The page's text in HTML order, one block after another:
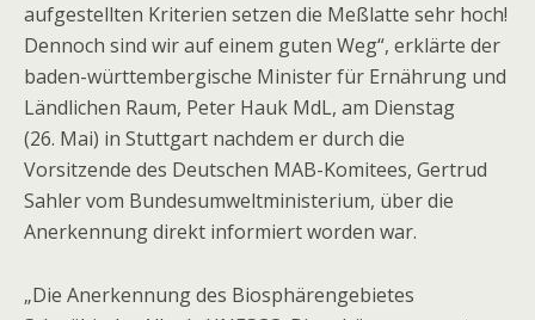
aufgestellten Kriterien setzen die Meßlatte sehr hoch!
Dennoch sind wir auf einem guten Weg“, erklärte der
baden-württembergische Minister für Ernährung und
Ländlichen Raum, Peter Hauk MdL, am Dienstag
(26. Mai) in Stuttgart nachdem er durch die
Vorsitzende des Deutschen MAB-Komitees, Gertrud
Sahler vom Bundesumweltministerium, über die
Anerkennung direkt informiert worden war.
„Die Anerkennung des Biosphärengebietes